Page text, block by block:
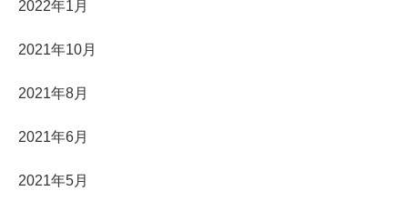
2022年1月
2021年10月
2021年8月
2021年6月
2021年5月